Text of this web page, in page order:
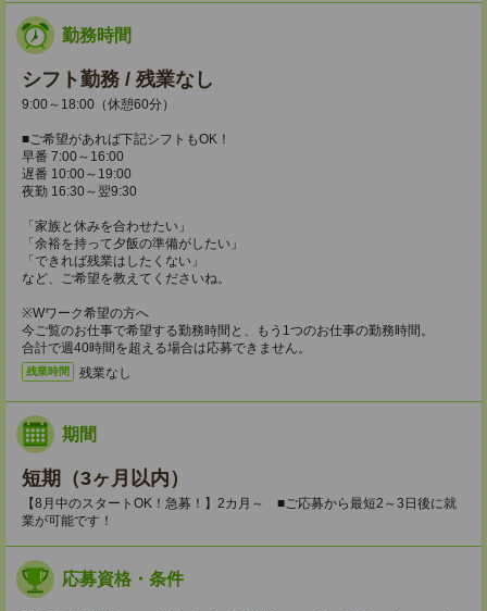
勤務時間
シフト勤務 / 残業なし
9:00～18:00（休憩60分）
■ご希望があれば下記シフトもOK！
早番 7:00～16:00
遅番 10:00～19:00
夜勤 16:30～翌9:30
「家族と休みを合わせたい」
「余裕を持って夕飯の準備がしたい」
「できれば残業はしたくない」
など、ご希望を教えてくださいね。
※Wワーク希望の方へ
今ご覧のお仕事で希望する勤務時間と、もう1つのお仕事の勤務時間。
合計で週40時間を超える場合は応募できません。
残業時間 残業なし
期間
短期（3ヶ月以内）
【8月中のスタートOK！急募！】2カ月～ ■ご応募から最短2～3日後に就
業が可能です！
応募資格・条件